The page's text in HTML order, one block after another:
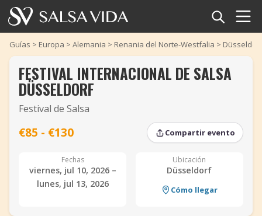
Inicio
Eventos
Artículos
Glosario
Guías > Europa > Alemania > Renania del Norte-Westfalia > Düsseldorf
‹ ›
‹ ›
FESTIVAL INTERNACIONAL DE SALSA
DÜSSELDORF
Festival de Salsa
€85 - €130 Compartir evento
Fechas
viernes, jul 10, 2026 –
lunes, jul 13, 2026
Ubicación
Düsseldorf
Cómo llegar